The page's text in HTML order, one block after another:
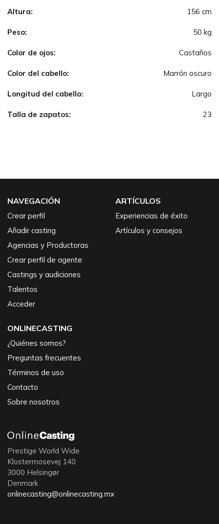
Altura: 156 cm
Peso: 50 kg
Color de ojos: Castaños
Color del cabello: Marrón oscuro
Longitud del cabello: Largo
Talla de zapatos: 23
NAVEGACIÓN
Crear perfil
Añadir casting
Agencias y Productoras
Crear perfil de agente
Castings y audiciones
Talentos
Acceder
ARTÍCULOS
Experiencias de éxito
Artículos y consejos
ONLINECASTING
¿Quiénes somos?
Preguntas frecuentes
Términos de uso
Contacto
Sobre nosotros
Prestige World Wide
Klostermosevej 140
3000 Helsingør
Denmark
onlinecasting@onlinecasting.mx